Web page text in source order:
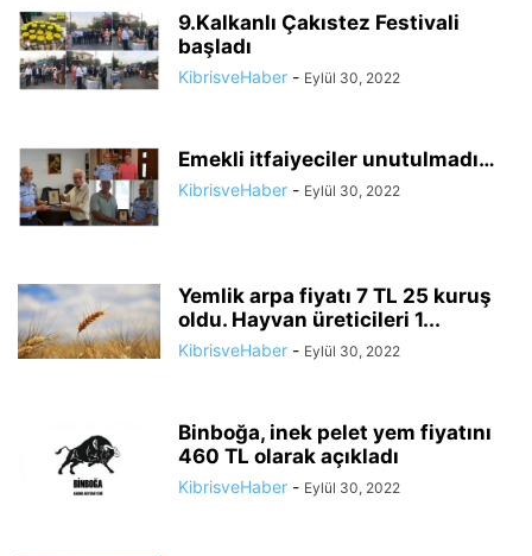
9.Kalkanlı Çakıstez Festivali
başladı
KibrisveHaber - Eylül 30, 2022
Emekli itfaiyeciler unutulmadı…
KibrisveHaber - Eylül 30, 2022
Yemlik arpa fiyatı 7 TL 25 kuruş
oldu. Hayvan üreticileri 1...
KibrisveHaber - Eylül 30, 2022
Binboğa, inek pelet yem fiyatını
460 TL olarak açıkladı
KibrisveHaber - Eylül 30, 2022